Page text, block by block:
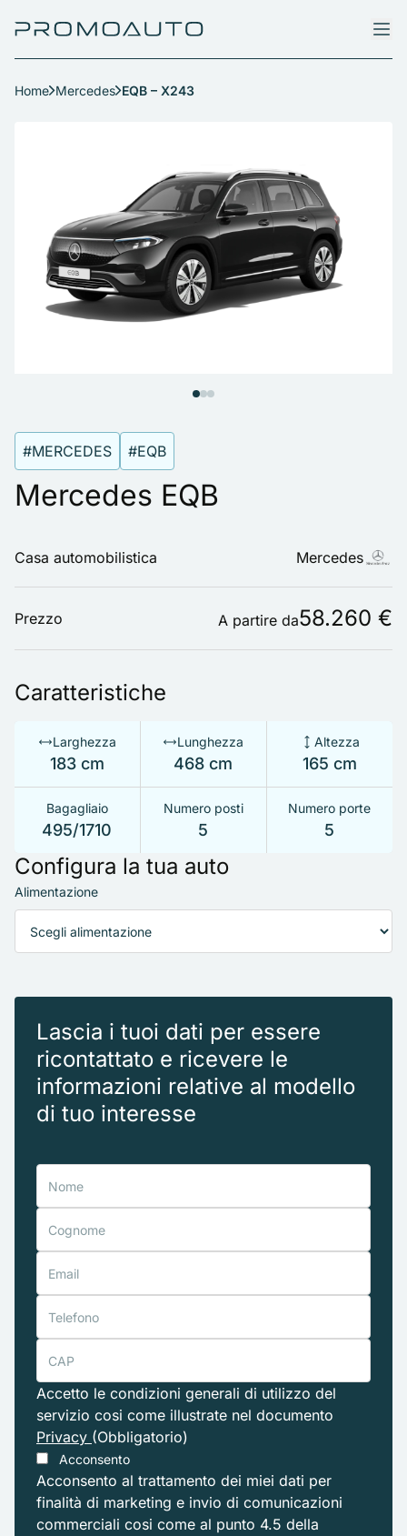
Home Mercedes EQB – X243
#MERCEDES #EQB
Mercedes EQB
Casa automobilistica Mercedes
Prezzo A partire da58.260 €
Caratteristiche
Larghezza
183 cm
Lunghezza
468 cm
Altezza
165 cm
Bagagliaio
495/1710
Numero posti
5
Numero porte
5
Configura la tua auto
Alimentazione
Lascia i tuoi dati per essere
ricontattato e ricevere le
informazioni relative al modello
di tuo interesse
Accetto le condizioni generali di utilizzo del
servizio cosi come illustrate nel documento
Privacy (Obbligatorio)
Acconsento
Acconsento al trattamento dei miei dati per
finalità di marketing e invio di comunicazioni
commerciali cosi come al punto 4.5 della